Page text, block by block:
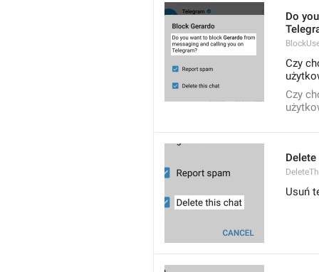
Do
Czy
Czy
Usuń